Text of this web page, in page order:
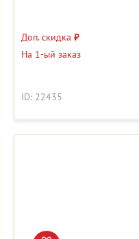
Доп. скидка ₽
На 1-ый заказ
ID: 22435